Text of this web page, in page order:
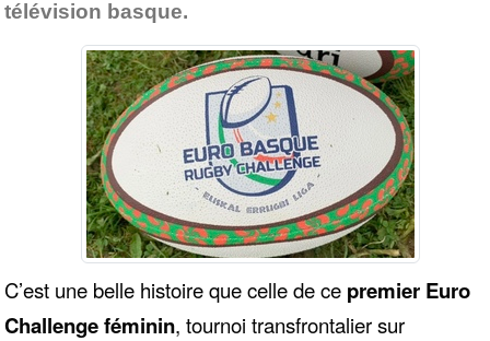
télévision basque.
C’est une belle histoire que celle de ce premier Euro
Challenge féminin, tournoi transfrontalier sur